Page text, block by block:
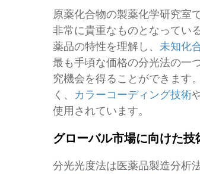
原薬化合物の製薬化学研究室
非常に貴重なものとなっている
薬品の特性を理解し、 未知化
最も手頃な価格の分光法の一
究機会を得ることができます
く、 カラーコーディング技術
使用されています。
グローバル市場に向けた技
分光光度法は医薬品製造分析